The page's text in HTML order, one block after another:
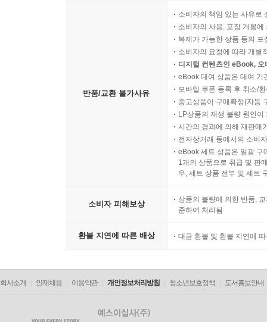
반품/교환 불가사유
소비자의 책임 있는 사유로
소비자의 사용, 포장 개봉
복제가 가능한 상품 등의
소비자의 요청에 따라 개별
디지털 컨텐츠인 eBook,
eBook 대여 상품은 대여 기
모바일 쿠폰 등록 후 취소/
중고상품이 구매확정(자동
LP상품의 재생 불량 원인
시간의 경과에 의해 재판매
전자상거래 등에서의 소비
eBook 세트 상품은 일괄 구
1개의 상품으로 취급 및 판
우, 세트 상품 전부 및 세트
소비자 피해보상
상품의 불량에 의한 반품,
준하여 처리됨
환불 지연에 따른 배상 대금 환불 및 환불 지연에
회사소개 인재채용 이용약관 개인정보처리방침 청소년보호정책 도서홍보안내